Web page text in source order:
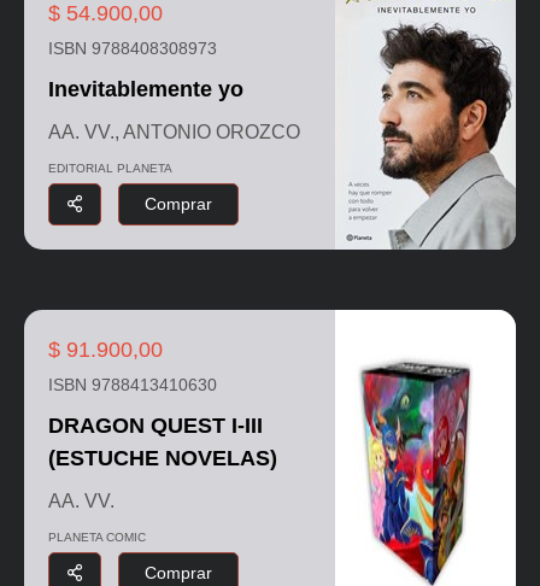
$ 54.900,00
ISBN 9788408308973
Inevitablemente yo
AA. VV., ANTONIO OROZCO
EDITORIAL PLANETA
Comprar
$ 91.900,00
ISBN 9788413410630
DRAGON QUEST I-III
(ESTUCHE NOVELAS)
AA. VV.
PLANETA COMIC
Comprar